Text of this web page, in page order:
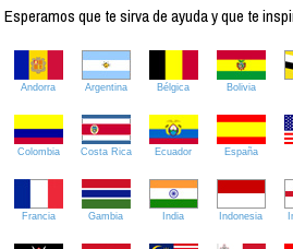
Esperamos que te sirva de ayuda y que te
Andorra Argentina Bélgica Bolivia
Colombia Costa Rica Ecuador España
Francia Gambia India Indonesia